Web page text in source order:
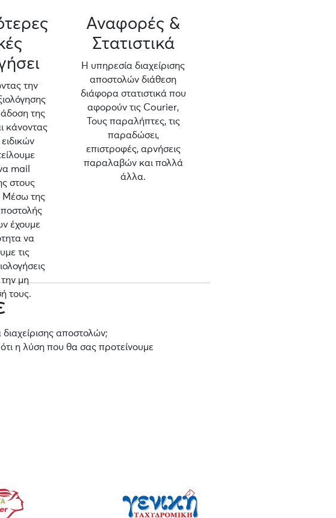
την
της
κάνοντας
mail
στους
Μέσω της
έχουμε
να
τις
μη
τους.
Αναφορές &
Στατιστικά
Η υπηρεσία διαχείρισης
αποστολών διάθεση
διάφορα στατιστικά που
αφορούν τις Courier,
Τους παραλήπτες, τις
παραδώσει,
επιστροφές, αρνήσεις
παραλαβών και πολλά
άλλα.
αποστολών;
η λύση που θα σας προτείνουμε